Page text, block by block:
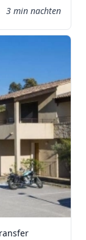
3 min nachten